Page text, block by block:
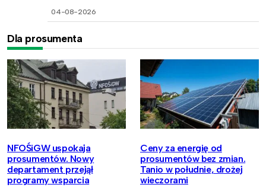
04-08-2026
Dla prosumenta
NFOŚiGW uspokaja
prosumentów. Nowy
departament przejął
programy wsparcia
Ceny za energię od
prosumentów bez zmian.
Tanio w południe, drożej
wieczorami